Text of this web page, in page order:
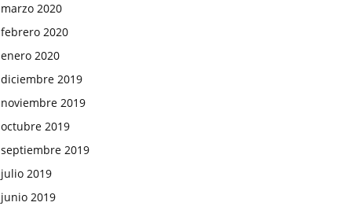
marzo 2020
febrero 2020
enero 2020
diciembre 2019
noviembre 2019
octubre 2019
septiembre 2019
julio 2019
junio 2019